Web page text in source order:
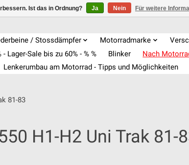
/ Stossdämpfer Motorradmarke
- Lager-Sale bis zu 60% - % % Blinker Nach
Lenkerumbau am Motorrad - Tipps und Möglichkeiten
81-83
H1-H2 Uni Trak 81-
Ist das in Ordnung? Ja Nein Für weitere